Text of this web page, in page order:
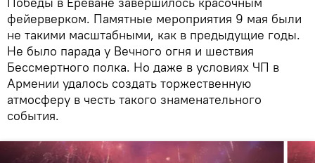
фейерверком. Памятные мероприятия 9 мая были
не такими масштабными, как в предыдущие годы.
Не было парада у Вечного огня и шествия
Бессмертного полка. Но даже в условиях ЧП в
Армении удалось создать торжественную
атмосферу в честь такого знаменательного
события.